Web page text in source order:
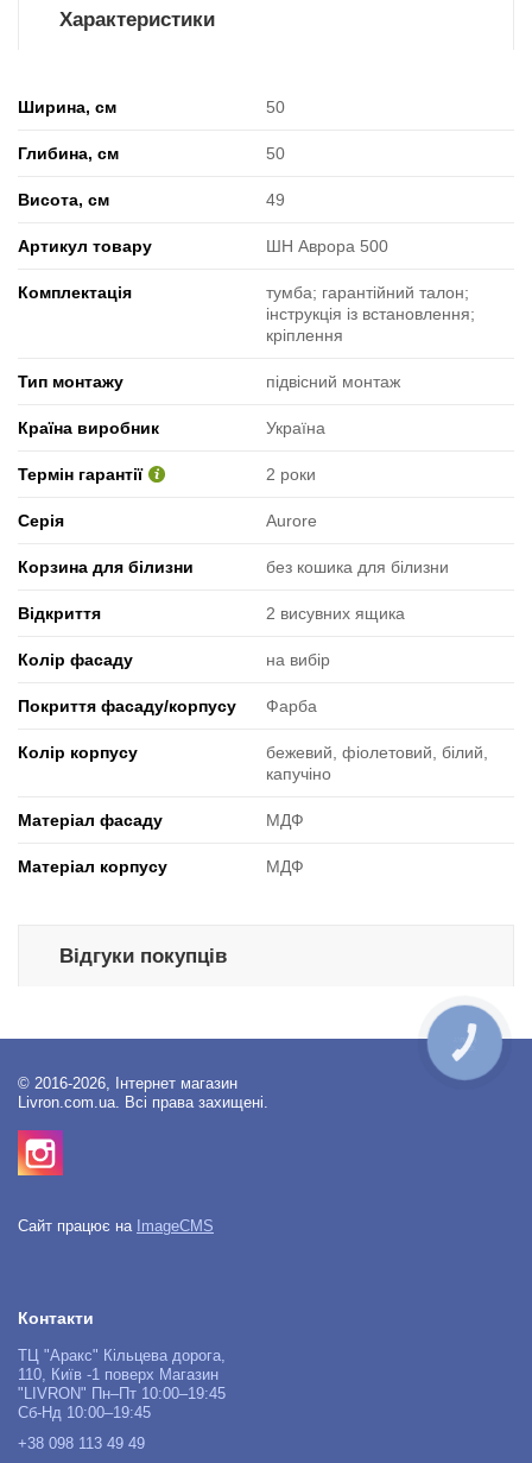
Характеристики
Ширина, см 50
Глибина, см 50
Висота, см 49
Артикул товару ШН Аврора 500
Комплектація
тумба; гарантійний талон;
інструкція із встановлення;
кріплення
Тип монтажу підвісний монтаж
Країна виробник Україна
Термін гарантії 2 роки
Серія Aurore
Корзина для білизни без кошика для білизни
Відкриття 2 висувних ящика
Колір фасаду на вибір
Покриття фасаду/корпусу Фарба
Колір корпусу
бежевий, фіолетовий, білий,
капучіно
Матеріал фасаду МДФ
Матеріал корпусу МДФ
Відгуки покупців
© 2016-2026, Інтернет магазин
Livron.com.ua. Всі права захищені.
Сайт працює на ImageCMS
Контакти
ТЦ "Аракс" Кільцева дорога,
110, Київ -1 поверх Магазин
"LIVRON" Пн–Пт 10:00–19:45
Сб-Нд 10:00–19:45
+38 098 113 49 49
КНОПКА
ЗВ'ЯЗКУ